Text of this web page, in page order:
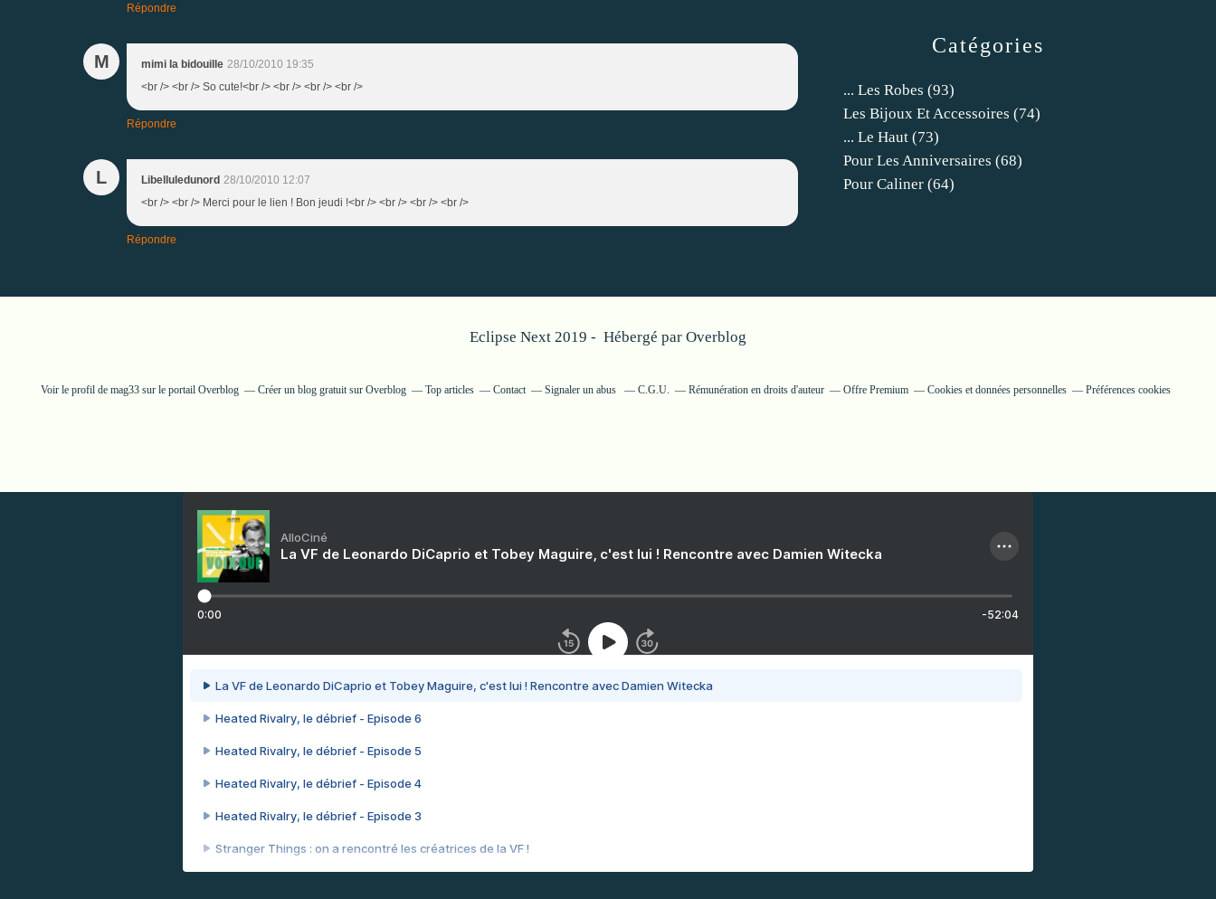
Répondre
M mimi la bidouille 28/10/2010 19:35
<br /> <br /> So cute!<br /> <br /> <br /> <br />
Répondre
L Libelluledunord 28/10/2010 12:07
<br /> <br /> Merci pour le lien ! Bon jeudi !<br /> <br /> <br /> <br />
Répondre
Catégories
... Les Robes (93)
Les Bijoux Et Accessoires (74)
... Le Haut (73)
Pour Les Anniversaires (68)
Pour Caliner (64)
Eclipse Next 2019 - Hébergé par Overblog
Voir le profil de mag33sur le portail Overblog Créer un blog gratuit sur Overblog Top articles Contact Signaler un abus C.G.U. Rémunération en droits d'auteur Offre Premium Cookies et données personnelles Préférences cookies
AlloCiné
La VF de Leonardo DiCaprio et Tobey Maguire, c'est lui ! Rencontre avec Damien Witecka
0:00 -52:04
La VF de Leonardo DiCaprio et Tobey Maguire, c'est lui ! Rencontre avec Damien Witecka
Heated Rivalry, le débrief - Episode 6
Heated Rivalry, le débrief - Episode 5
Heated Rivalry, le débrief - Episode 4
Heated Rivalry, le débrief - Episode 3
Stranger Things : on a rencontré les créatrices de la VF !